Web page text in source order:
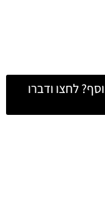
לחצו ודברו